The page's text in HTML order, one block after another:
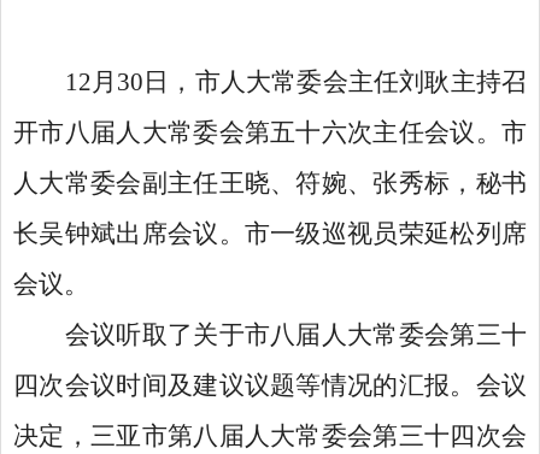
12月30日，市人大常委会主任刘耿主持召
开市八届人大常委会第五十六次主任会议。市
人大常委会副主任王晓、符婉、张秀标，秘书
长吴钟斌出席会议。市一级巡视员荣延松列席
会议。
会议听取了关于市八届人大常委会第三十
四次会议时间及建议议题等情况的汇报。会议
决定，三亚市第八届人大常委会第三十四次会